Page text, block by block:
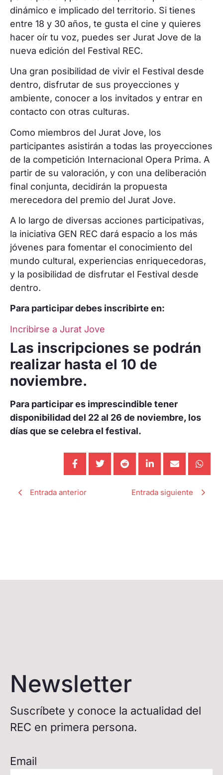
dinámico e implicado del territorio. Si tienes
entre 18 y 30 años, te gusta el cine y quieres
hacer oír tu voz, puedes ser Jurat Jove de la
nueva edición del Festival REC.
Una gran posibilidad de vivir el Festival desde
dentro, disfrutar de sus proyecciones y
ambiente, conocer a los invitados y entrar en
contacto con otras culturas.
Como miembros del Jurat Jove, los
participantes asistirán a todas las proyecciones
de la competición Internacional Opera Prima. A
partir de su valoración, y con una deliberación
final conjunta, decidirán la propuesta
merecedora del premio del Jurat Jove.
A lo largo de diversas acciones participativas,
la iniciativa GEN REC dará espacio a los más
jóvenes para fomentar el conocimiento del
mundo cultural, experiencias enriquecedoras,
y la posibilidad de disfrutar el Festival desde
dentro.
Para participar debes inscribirte en:
Incribirse a Jurat Jove
Las inscripciones se podrán
realizar hasta el 10 de
noviembre.
Para participar es imprescindible tener
disponibilidad del 22 al 26 de noviembre, los
días que se celebra el festival.
Entrada anterior Entrada siguiente
Newsletter
Suscríbete y conoce la actualidad del
REC en primera persona.
Email